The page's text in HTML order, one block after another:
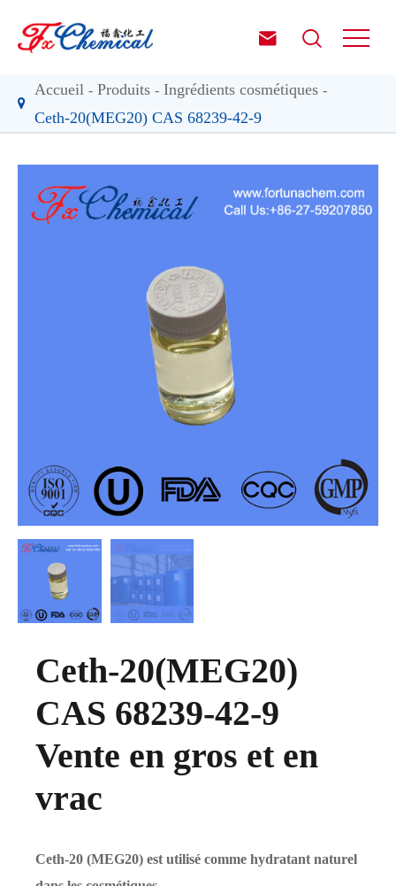
 
Accueil Produits
Ingrédients cosmétiques
Ceth-20(MEG20) CAS 68239-42-9
Ceth-20(MEG20)
CAS 68239-42-9
Vente en gros et en
vrac
Ceth-20 (MEG20) est utilisé comme hydratant naturel